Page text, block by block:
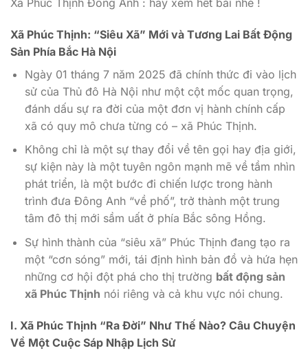
Xã Phúc Thịnh: “Siêu Xã” Mới và Tương Lai Bất Động
Sản Phía Bắc Hà Nội
Ngày 01 tháng 7 năm 2025 đã chính thức đi vào lịch
sử của Thủ đô Hà Nội như một cột mốc quan trọng,
đánh dấu sự ra đời của một đơn vị hành chính cấp
xã có quy mô chưa từng có – xã Phúc Thịnh.
Không chỉ là một sự thay đổi về tên gọi hay địa giới,
sự kiện này là một tuyên ngôn mạnh mẽ về tầm nhìn
phát triển, là một bước đi chiến lược trong hành
trình đưa Đông Anh “về phố”, trở thành một trung
tâm đô thị mới sầm uất ở phía Bắc sông Hồng.
Sự hình thành của “siêu xã” Phúc Thịnh đang tạo ra
một “cơn sóng” mới, tái định hình bản đồ và hứa hẹn
những cơ hội đột phá cho thị trường bất động sản
xã Phúc Thịnh nói riêng và cả khu vực nói chung.
I. Xã Phúc Thịnh “Ra Đời” Như Thế Nào? Câu Chuyện
Về Một Cuộc Sáp Nhập Lịch Sử